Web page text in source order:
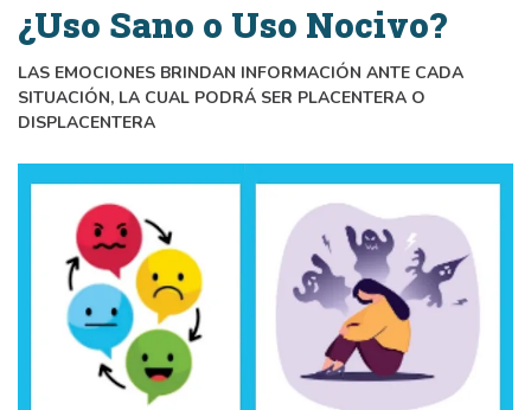
¿Uso Sano o Uso Nocivo?
LAS EMOCIONES BRINDAN INFORMACIÓN ANTE CADA
SITUACIÓN, LA CUAL PODRÁ SER PLACENTERA O
DISPLACENTERA